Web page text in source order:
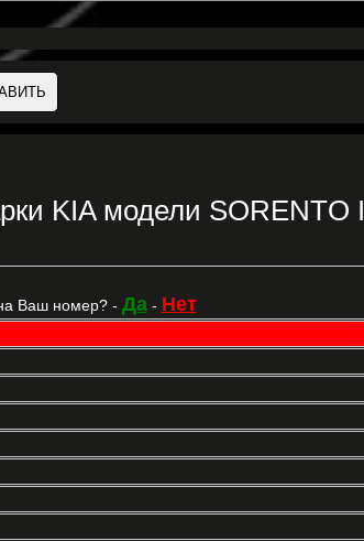
KIA модели SORENTO I
Ваш номер? - Да- Нет